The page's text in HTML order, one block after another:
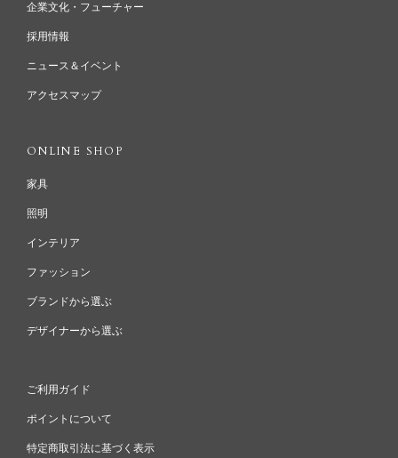
企業文化・フューチャー
採用情報
ニュース＆イベント
アクセスマップ
ONLINE SHOP
家具
照明
インテリア
ファッション
ブランドから選ぶ
デザイナーから選ぶ
ご利用ガイド
ポイントについて
特定商取引法に基づく表示